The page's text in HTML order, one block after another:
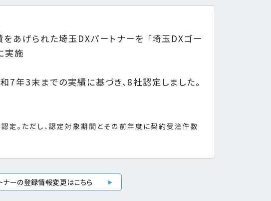
あげられた埼玉DXパートナーを 「埼玉DXゴー
実施
7年3末までの実績に基づき、8社認定しました。
定。ただし、認定対象期間とその前年度に契約受注件数
ナーの登録情報変更はこちら